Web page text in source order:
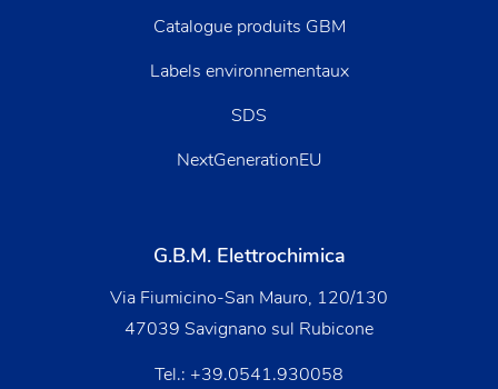
Catalogue produits GBM
Labels environnementaux
SDS
NextGenerationEU
G.B.M. Elettrochimica
Via Fiumicino-San Mauro, 120/130
47039 Savignano sul Rubicone
Tel.: +39.0541.930058